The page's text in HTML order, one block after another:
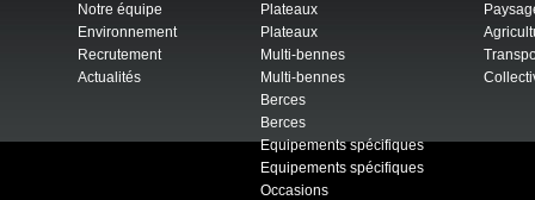
Notre équipe
Environnement
Recrutement
Actualités
Plateaux
Plateaux
Multi-bennes
Multi-bennes
Berces
Berces
Equipements spécifiques
Equipements spécifiques
Occasions